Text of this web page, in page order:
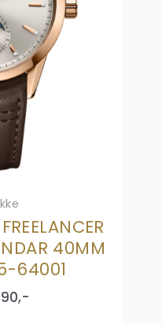
40MM
64001
,-